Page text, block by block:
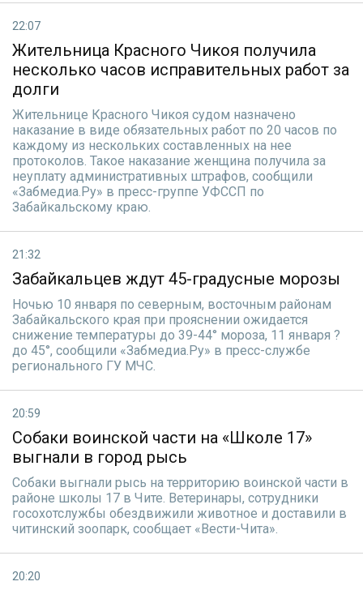
22:07
Жительница Красного Чикоя получила
несколько часов исправительных работ за
долги
Жительнице Красного Чикоя судом назначено
наказание в виде обязательных работ по 20 часов по
каждому из нескольких составленных на нее
протоколов. Такое наказание женщина получила за
неуплату административных штрафов, сообщили
«Забмедиа.Ру» в пресс-группе УФССП по
Забайкальскому краю.
21:32
Забайкальцев ждут 45-градусные морозы
Ночью 10 января по северным, восточным районам
Забайкальского края при прояснении ожидается
снижение температуры до 39-44° мороза, 11 января ?
до 45°, сообщили «Забмедиа.Ру» в пресс-службе
регионального ГУ МЧС.
20:59
Собаки воинской части на «Школе 17»
выгнали в город рысь
Собаки выгнали рысь на территорию воинской части в
районе школы 17 в Чите. Ветеринары, сотрудники
госохотслужбы обездвижили животное и доставили в
читинский зоопарк, сообщает «Вести-Чита».
20:20